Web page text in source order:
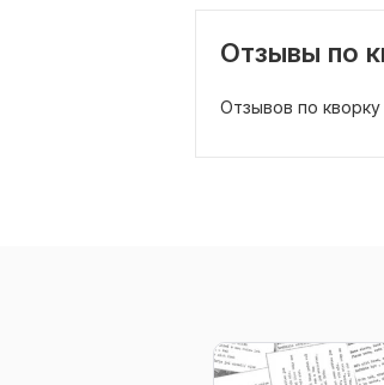
Отзывы по
Отзывов по кворку